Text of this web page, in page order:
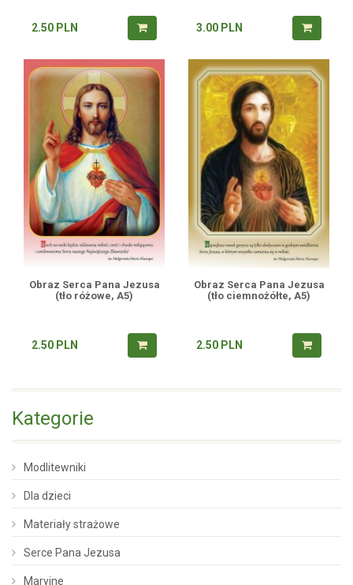
2.50 PLN 3.00 PLN
Obraz Serca Pana Jezusa
(tło różowe, A5)
2.50 PLN
Obraz Serca Pana Jezusa
(tło ciemnożółte, A5)
2.50 PLN
Kategorie
Modlitewniki
Dla dzieci
Materiały strażowe
Serce Pana Jezusa
Maryjne